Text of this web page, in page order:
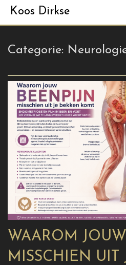
Koos Dirkse
Categorie:
WAAROM
MISSCHIEN UIT